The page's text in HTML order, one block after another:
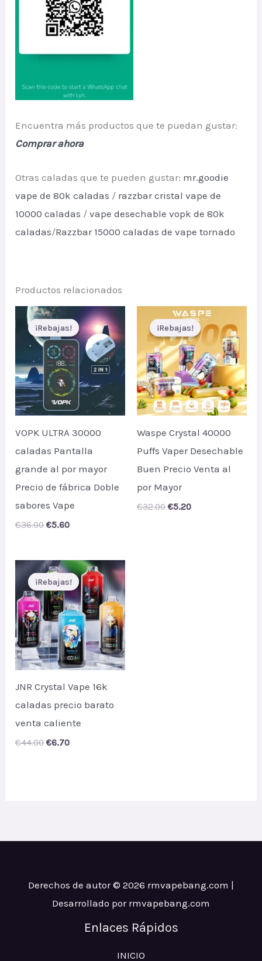
Encuentra más productos que te puedan gustar:
Comprar ahora
Otras caladas que te pueden gustar: mr.goodie
vape de 80k caladas / razzbar cristal vape de
10000 caladas /vape desechable vopk de 80k
caladas/Razzbar 15000 caladas de vape tornado
Productos relacionados
¡Rebajas!
¡Rebajas!
VOPK ULTRA 30000
caladas Pantalla
grande al por mayor
Precio de fábrica Doble
sabores Vape
€36.00 Original
€5.60Current
¡Rebajas!
¡Rebajas!
Waspe Crystal 40000
Puffs Vaper Desechable
Buen Precio Venta al
por Mayor
€32.00 Original
€5.20Current
¡Rebajas!
¡Rebajas!
JNR Crystal Vape 16k
caladas precio barato
venta caliente
€44.00 Original
€6.70Current
Derechos de autor © 2026 rmvapebang.com |
Desarrollado por rmvapebang.com
Enlaces Rápidos
INICIO